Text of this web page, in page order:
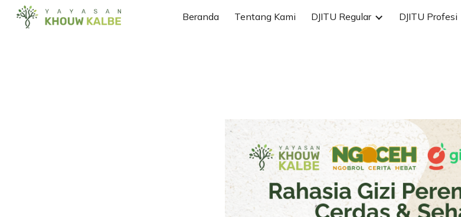
Skip to main content
Beranda Tentang Kami DJITU Regular DJITU Profesi